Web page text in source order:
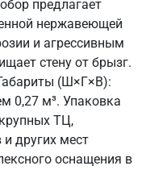
предлагает
нержавеющей
и агрессивным
стену от брызг.
(Ш×Г×В):
0,27 м³. Упаковка
ТЦ,
и других мест
оснащения в